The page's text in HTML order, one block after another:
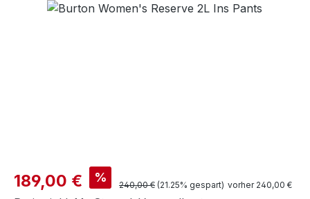
Bildergalerie überspringen
Verkaufspreis:
189,00 € % Regulärer Preis:
240,00 € (21.25% gespart) vorher 240,00 €